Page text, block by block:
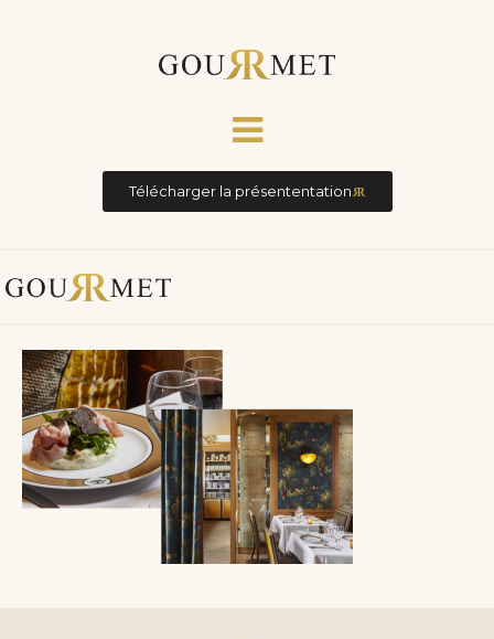
Télécharger la présententation